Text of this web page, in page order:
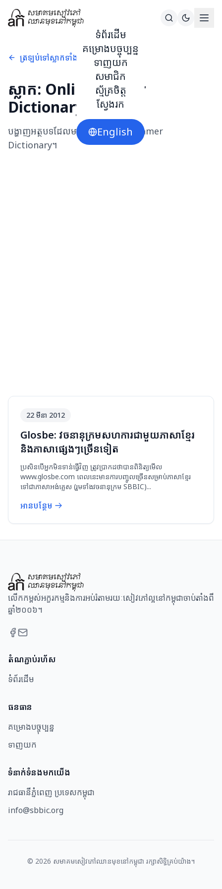
ទំព័រដើម
គម្រោងបច្ចុប្បន្ន
ទាញយក
សមាជិក
ស្ម័គ្រចិត្ត
ស្វែងរក
English
ត្រឡប់ទៅស្លាកទាំងអស់
ស្លាក: Online Khmer
Dictionary
បង្ហាញអត្ថបទដែលមានស្លាកOnline Khmer
Dictionary។
22 មីនា 2012
Glosbe: វចនានុក្រមសហការជាមួយភាសាខ្មែរ
និងភាសាផ្សេងៗច្រើនទៀត
ប្រសិនបើអ្នកមិនទាន់ធ្វើវិញ ត្រូវប្រាកដថាបានពិនិត្យមើល
www.glosbe.com ពេលនេះមានការបញ្ចូលច្រើនសម្រាប់ភាសាខ្មែរ
ទៅជាភាសាអង់គ្លេស (រួមទាំងវចនានុក្រម SBBIC)...
អានបន្ថែម
លើកកម្ពស់អក្ខរកម្មនិងការអប់រំតាមរយៈសៀវភៅល្អនៅកម្ពុជាចាប់តាំងពី
ឆ្នាំ២០០៦។
តំណភ្ជាប់រហ័ស
ទំព័រដើម
ធនធាន​
គម្រោងបច្ចុប្បន្ន
ទាញយក
ទំនាក់ទំនងមកយើង
រាជធានីភ្នំពេញ ប្រទេសកម្ពុជា
info@sbbic.org
© 2026 សមាគម​សៀវភៅឈាន​មុខ​នៅ​កម្ពុជា រក្សាសិទ្ធិគ្រប់យ៉ាង។